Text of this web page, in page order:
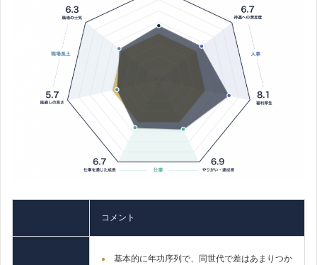
コメント
基本的に年功序列で、同世代で差はあまりつか